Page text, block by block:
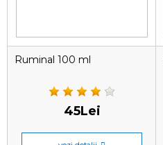
Ruminal 100 ml
45Lei